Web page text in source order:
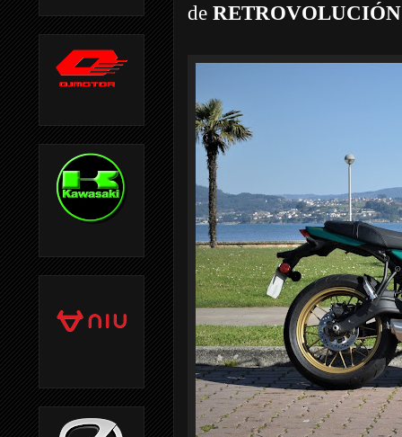
de RETROVOLUCIÓN